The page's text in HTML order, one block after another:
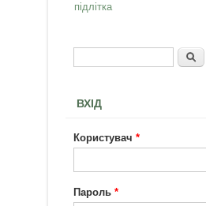
підлітка
Пошукова форма
Пошук
ВХІД
Користувач*
Пароль*